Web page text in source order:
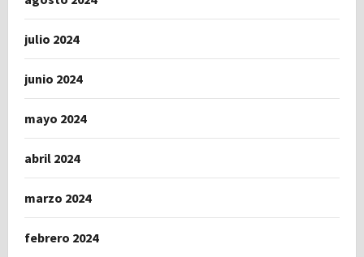
julio 2024
junio 2024
mayo 2024
abril 2024
marzo 2024
febrero 2024